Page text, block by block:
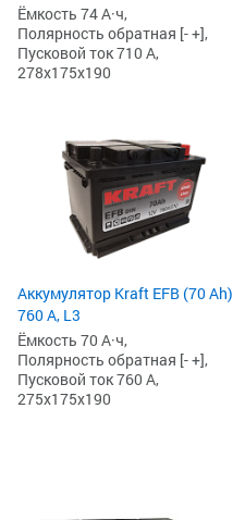
Ёмкость 74 А·ч,
Полярность обратная [- +],
Пусковой ток 710 А,
278x175x190
Аккумулятор Kraft EFB (70 Ah)
760 А, L3
Ёмкость 70 А·ч,
Полярность обратная [- +],
Пусковой ток 760 А,
275x175x190